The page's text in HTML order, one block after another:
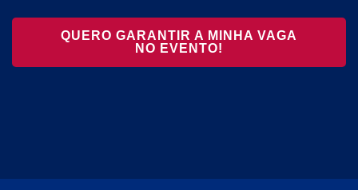
QUERO GARANTIR A MINHA VAGA
NO EVENTO!